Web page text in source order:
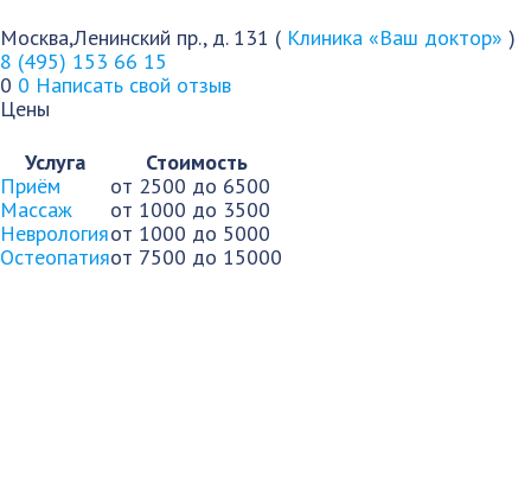
Москва,Ленинский пр., д. 131 ( Клиника «Ваш доктор» )
8 (495) 153 66 15
0 0 Написать свой отзыв
Цены
Услуга
Стоимость
Приём
от 2500 до 6500
Массаж
от 1000 до 3500
Неврологияот 1000 до 5000
Остеопатияот 7500 до 15000